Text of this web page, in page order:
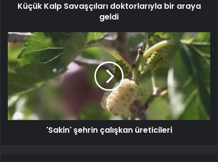
Küçük Kalp Savaşçıları doktorlarıyla bir araya
geldi
'Sakin' şehrin çalışkan üreticileri